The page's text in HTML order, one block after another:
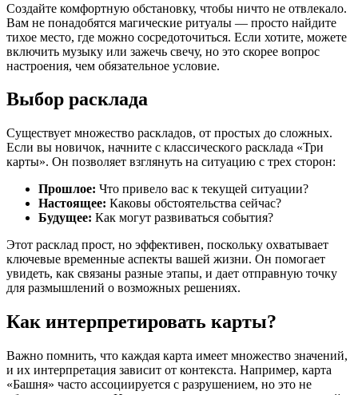
Создайте комфортную обстановку, чтобы ничто не отвлекало.
Вам не понадобятся магические ритуалы — просто найдите
тихое место, где можно сосредоточиться. Если хотите, можете
включить музыку или зажечь свечу, но это скорее вопрос
настроения, чем обязательное условие.
Выбор расклада
Существует множество раскладов, от простых до сложных.
Если вы новичок, начните с классического расклада «Три
карты». Он позволяет взглянуть на ситуацию с трех сторон:
Прошлое: Что привело вас к текущей ситуации?
Настоящее: Каковы обстоятельства сейчас?
Будущее: Как могут развиваться события?
Этот расклад прост, но эффективен, поскольку охватывает
ключевые временные аспекты вашей жизни. Он помогает
увидеть, как связаны разные этапы, и дает отправную точку
для размышлений о возможных решениях.
Как интерпретировать карты?
Важно помнить, что каждая карта имеет множество значений,
и их интерпретация зависит от контекста. Например, карта
«Башня» часто ассоциируется с разрушением, но это не